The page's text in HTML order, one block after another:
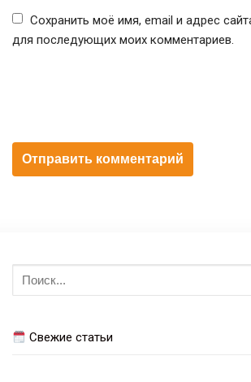
Сохранить моё имя, email и адрес
для последующих моих комментариев.
Искать:
Свежие статьи